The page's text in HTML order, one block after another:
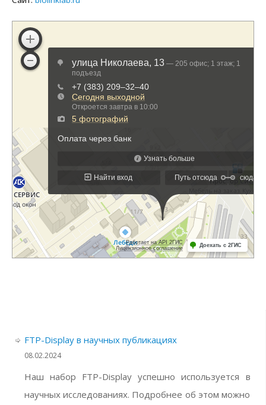
FTP-Display в научных публикациях
08.02.2024
Наш набор FTP-Display успешно используется в
научных исследованиях. Подробнее об этом можно